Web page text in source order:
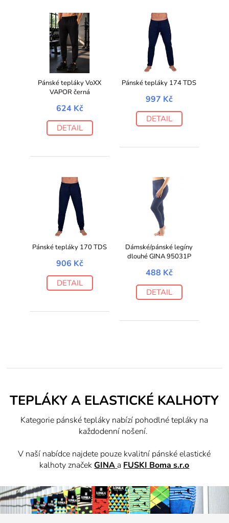
Pánské tepláky VoXX
VAPOR černá
624 Kč
DETAIL
Pánské tepláky 174 TDS
997 Kč
DETAIL
Pánské tepláky 170 TDS
906 Kč
DETAIL
Dámské/pánské legíny
dlouhé GINA 95031P
488 Kč
DETAIL
TEPLÁKY A ELASTICKÉ KALHOTY
Kategorie pánské tepláky nabízí pohodlné tepláky na
každodenní nošení.
V naší nabídce najdete pouze kvalitní pánské elastické
kalhoty značekGINAaFUSKI Boma s.r.o